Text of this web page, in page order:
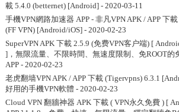
載 5.4.0 (betternet) [Android]- 2020-03-11
手機VPN網路加速器 APP - 非凡VPN APK / APP 下載
(FF VPN) [Android/iOS]- 2020-02-23
SuperVPN APK 下載 2.5.9 (免费VPN客户端) [
]，無限流量、不限時間、無速度限制、免ROOT的
APP- 2020-02-23
老虎翻墙VPN APK / APP 下載 (Tigervpns) 6.3.1
好用的手機VPN軟體 - 2020-02-23
Cloud VPN 翻牆神器 APK 下載 ( VPN永久免費 ) [